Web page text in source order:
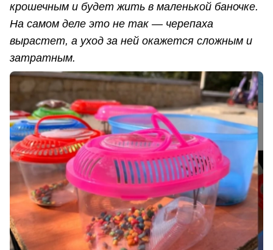
крошечным и будет жить в маленькой баночке.
На самом деле это не так — черепаха
вырастет, а уход за ней окажется сложным и
затратным.